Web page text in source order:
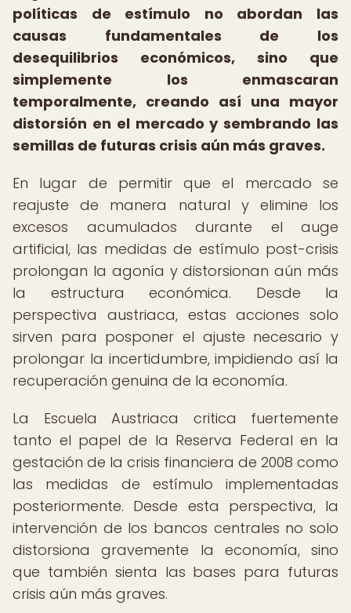
políticas de estímulo no abordan las
causas fundamentales de los
desequilibrios económicos, sino que
simplemente los enmascaran
temporalmente, creando así una mayor
distorsión en el mercado y sembrando las
semillas de futuras crisis aún más graves.
En lugar de permitir que el mercado se
reajuste de manera natural y elimine los
excesos acumulados durante el auge
artificial, las medidas de estímulo post-crisis
prolongan la agonía y distorsionan aún más
la estructura económica. Desde la
perspectiva austriaca, estas acciones solo
sirven para posponer el ajuste necesario y
prolongar la incertidumbre, impidiendo así la
recuperación genuina de la economía.
La Escuela Austriaca critica fuertemente
tanto el papel de la Reserva Federal en la
gestación de la crisis financiera de 2008 como
las medidas de estímulo implementadas
posteriormente. Desde esta perspectiva, la
intervención de los bancos centrales no solo
distorsiona gravemente la economía, sino
que también sienta las bases para futuras
crisis aún más graves.